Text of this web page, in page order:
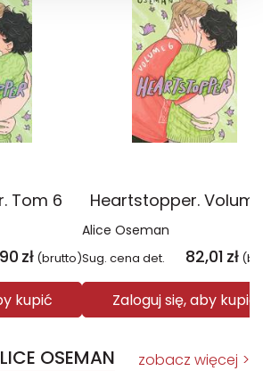
Tom 6
zł (brutto)
kupić
Heartstopper.
Alice Oseman
Sug. cena det. 82,01 zł
Zaloguj się, aby kupić
OSEMAN zobacz więcej